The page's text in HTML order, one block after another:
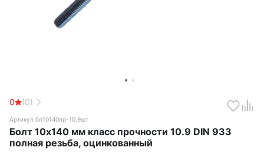
0 (0)
Артикул бп10140пр-10.9шт
Болт 10х140 мм класс прочности 10.9 DIN 933
полная резьба, оцинкованный